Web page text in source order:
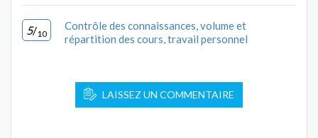
5/10
Contrôle des connaissances, volume et
répartition des cours, travail personnel
LAISSEZ UN COMMENTAIRE